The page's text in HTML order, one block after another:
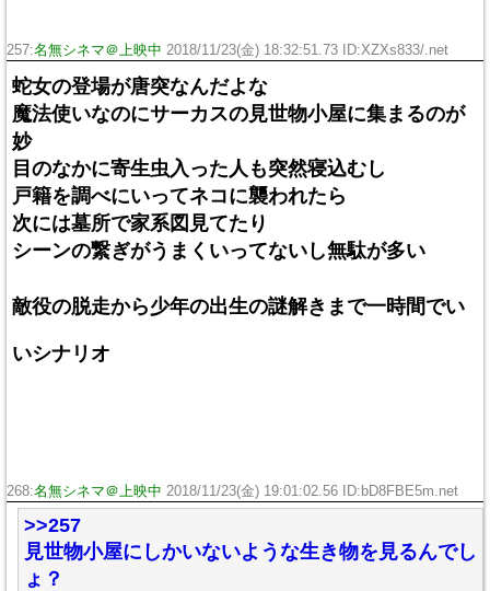
257:名無シネマ＠上映中 2018/11/23(金) 18:32:51.73 ID:XZXs833/.net
蛇女の登場が唐突なんだよな
魔法使いなのにサーカスの見世物小屋に集まるのが
妙
目のなかに寄生虫入った人も突然寝込むし
戸籍を調べにいってネコに襲われたら
次には墓所で家系図見てたり
シーンの繋ぎがうまくいってないし無駄が多い
敵役の脱走から少年の出生の謎解きまで一時間でい
いシナリオ
268:名無シネマ＠上映中 2018/11/23(金) 19:01:02.56 ID:bD8FBE5m.net
>>257
見世物小屋にしかいないような生き物を見るんでし
ょ？